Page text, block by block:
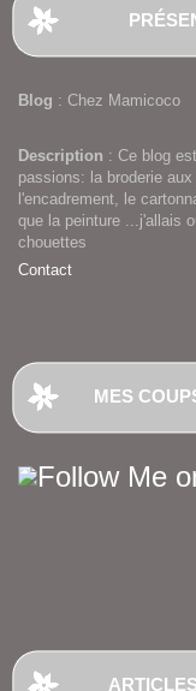
Blog : Chez Mamicoco
Description : Ce blog
passions: la broderie
l'encadrement, le
que la peinture ...j'allais
chouettes
Contact
MES